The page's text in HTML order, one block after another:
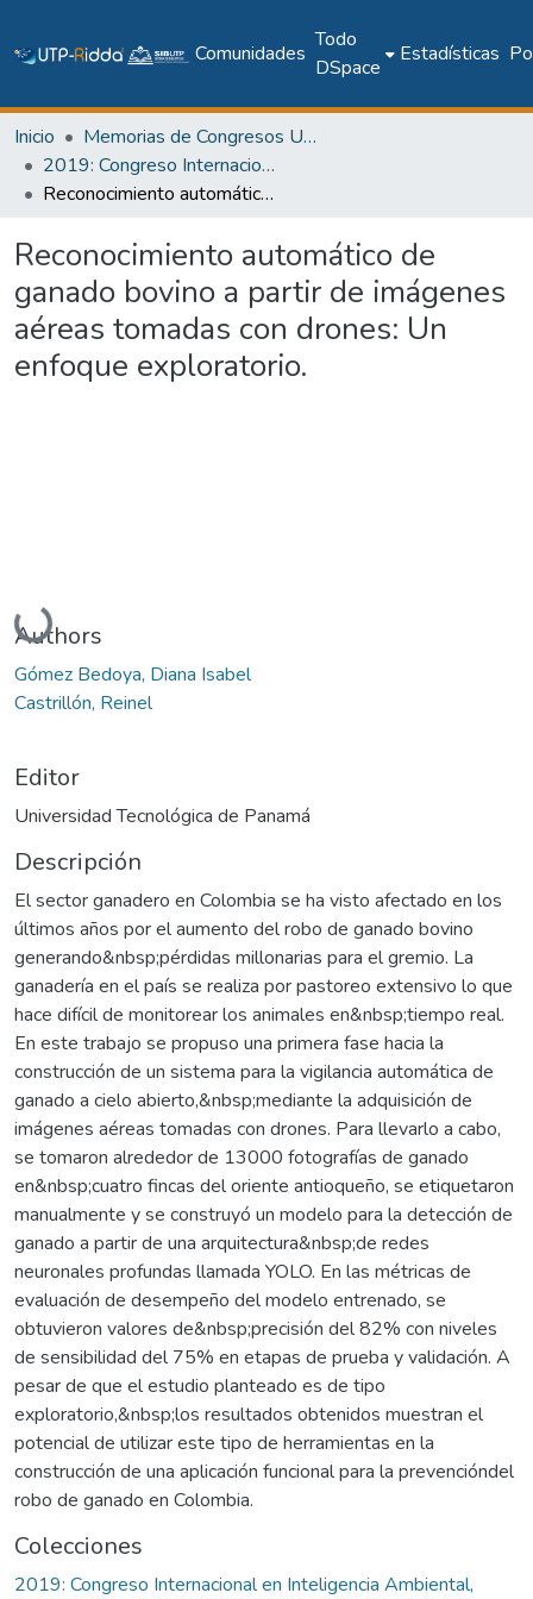
Comunidades
Todo
DSpace
Estadísticas
Inicio
Memorias de Congresos UTP
2019: Congreso Internacional en Inteligencia Ambiental, Ingeniería de Software y Salud Electrónica y Móvil – AmITIC 2019
Reconocimiento automático de ganado bovino a partir de imágenes aéreas tomadas con drones: Un enfoque exploratorio.
Reconocimiento automático de
ganado bovino a partir de imágenes
aéreas tomadas con drones: Un
enfoque exploratorio.
Cargando...
Authors
Gómez Bedoya, Diana Isabel
Castrillón, Reinel
Editor
Universidad Tecnológica de Panamá
Descripción
El sector ganadero en Colombia se ha visto afectado en los
últimos años por el aumento del robo de ganado bovino
generando&nbsp;pérdidas millonarias para el gremio. La
ganadería en el país se realiza por pastoreo extensivo lo que
hace difícil de monitorear los animales en&nbsp;tiempo real.
En este trabajo se propuso una primera fase hacia la
construcción de un sistema para la vigilancia automática de
ganado a cielo abierto,&nbsp;mediante la adquisición de
imágenes aéreas tomadas con drones. Para llevarlo a cabo,
se tomaron alrededor de 13000 fotografías de ganado
en&nbsp;cuatro fincas del oriente antioqueño, se etiquetaron
manualmente y se construyó un modelo para la detección de
ganado a partir de una arquitectura&nbsp;de redes
neuronales profundas llamada YOLO. En las métricas de
evaluación de desempeño del modelo entrenado, se
obtuvieron valores de&nbsp;precisión del 82% con niveles
de sensibilidad del 75% en etapas de prueba y validación. A
pesar de que el estudio planteado es de tipo
exploratorio,&nbsp;los resultados obtenidos muestran el
potencial de utilizar este tipo de herramientas en la
construcción de una aplicación funcional para la prevencióndel
robo de ganado en Colombia.
Colecciones
2019: Congreso Internacional en Inteligencia Ambiental,